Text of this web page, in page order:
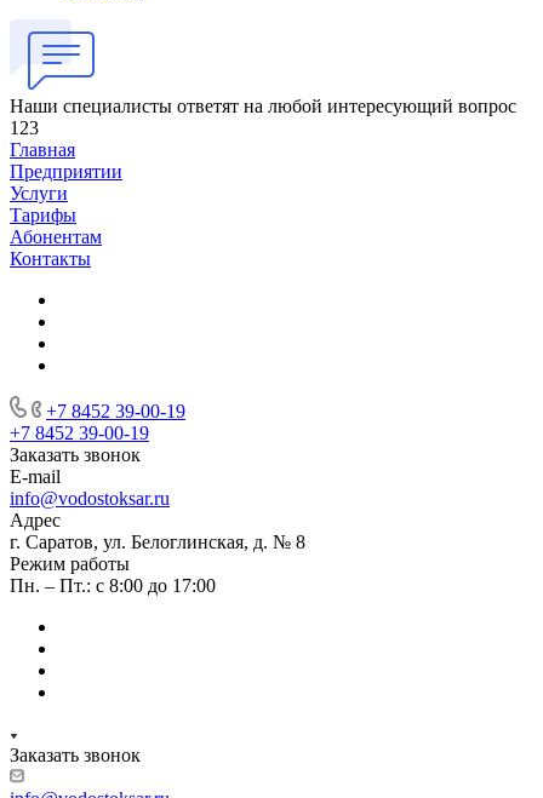
Наши специалисты ответят на любой интересующий вопрос
123
Главная
Предприятии
Услуги
Тарифы
Абонентам
Контакты
+7 8452 39-00-19
+7 8452 39-00-19
Заказать звонок
E-mail
info@vodostoksar.ru
Адрес
г. Саратов, ул. Белоглинская, д. № 8
Режим работы
Пн. – Пт.: с 8:00 до 17:00
Заказать звонок